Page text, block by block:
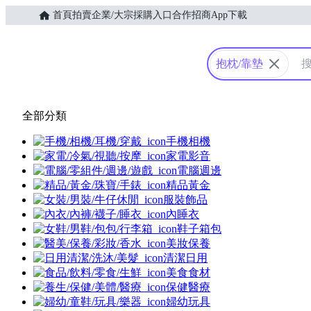
首頁拍賣企業/大宗採購入口 合作招商App下載
Yahoo購物中心
抱枕/靠墊
全部分類
手機相機
家電影音
電腦週邊
精品黃金
服裝飾品
內睡衣
鞋子箱包
美妝保養
清潔日用
美食食材
保健醫療
婦幼玩具